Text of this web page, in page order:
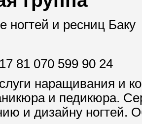
ногтей и ресниц Баку
81 070 599 90 24
наращивания и
и педикюра.
и дизайну ногтей.